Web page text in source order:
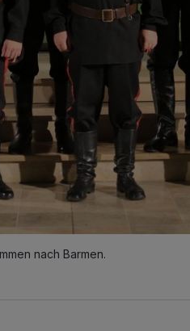
nach Barmen.